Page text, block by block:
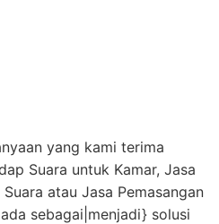
yang kami terima
Suara untuk Kamar, Jasa
atau Jasa Pemasangan
sebagai|menjadi} solusi